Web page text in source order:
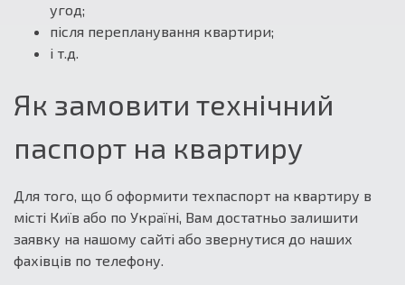
угод;
після перепланування квартири;
і т.д.
Як замовити технічний
паспорт на квартиру
Для того, що б оформити техпаспорт на квартиру в
місті Київ або по Україні, Вам достатньо залишити
заявку на нашому сайті або звернутися до наших
фахівців по телефону.